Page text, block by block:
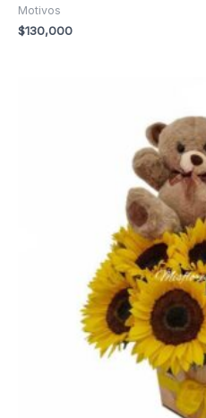
Motivos
$130,000